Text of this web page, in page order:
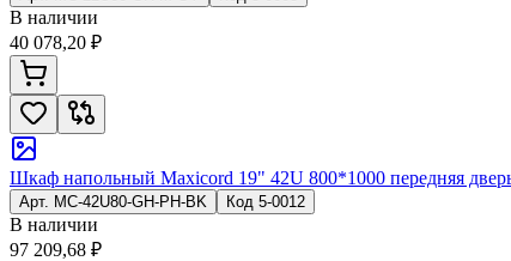
В наличии
40 078,20 ₽
Шкаф напольный Maxicord 19" 42U 800*1000 передняя
Арт. MC-42U80-GH-PH-BK Код 5-0012
В наличии
97 209,68 ₽